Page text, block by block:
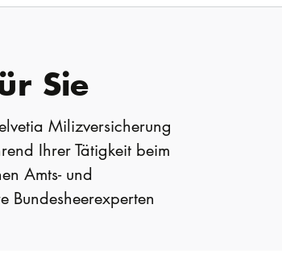
Sie
Milizversicherung
Ihrer Tätigkeit beim
Amts- und
Bundesheerexperten